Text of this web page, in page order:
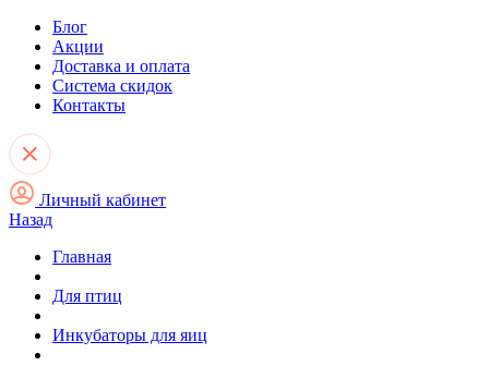
Блог
Акции
Доставка и оплата
Система скидок
Контакты
Личный кабинет
Назад
Главная
Для птиц
Инкубаторы для яиц